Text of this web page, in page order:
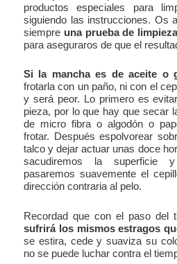
productos especiales para
siguiendo las instrucciones. Os
siempre una prueba de
para aseguraros de que el
Si la mancha es de aceite o
frotarla con un paño, ni con el
y será peor. Lo primero es
pieza, por lo que hay que secar
de micro fibra o algodón o
frotar. Después espolvorear
talco y dejar actuar unas doce
sacudiremos la superficie
pasaremos suavemente el
dirección contraria al pelo.
Recordad que con el paso del
sufrirá los mismos estragos
se estira, cede y suaviza su
no se puede luchar contra el